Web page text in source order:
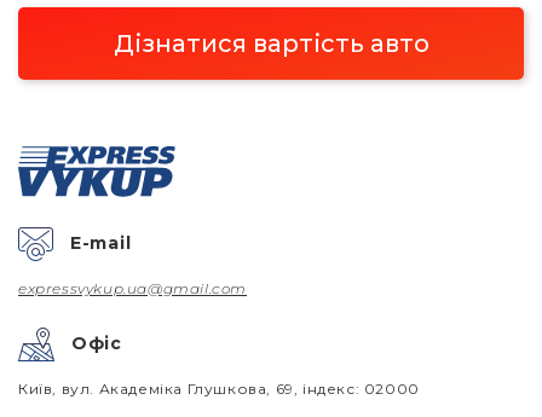
Дізнатися вартість авто
E-mail
expressvykup.ua@gmail.com
Офіс
Київ, вул. Академіка Глушкова, 69, індекс: 02000